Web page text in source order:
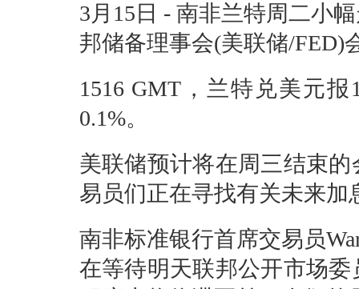
3月15日 - 南非兰特周二小
邦储备理事会(美联储/FED)
1516 GMT，兰特兑美元
0.1%。
美联储预计将在周三结束
易员们正在寻找有关未来加
南非标准银行首席交易员
在等待明天联邦公开市场